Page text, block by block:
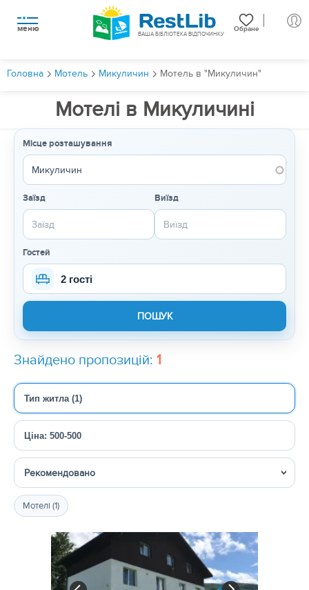
меню Обране
ВАША БІБЛІОТЕКА ВІДПОЧИНКУ
Головна Мотель Микуличин Мотель в "Микуличин"
Мотелі в Микуличині
Місце розташування
Заїзд Виїзд
Гостей
2 гості
Знайдено пропозицій: 1
Тип житла (1)
Ціна: 500-500
Сортувати
Мотелі (1)